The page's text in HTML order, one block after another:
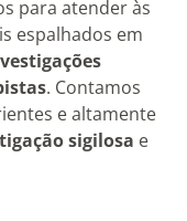
para atender às
espalhados em
. Contamos
e altamente
sigilosa e